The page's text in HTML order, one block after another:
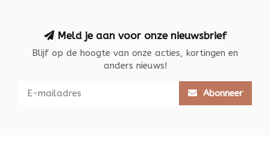
Meld je aan voor onze nieuwsbrief
Blijf op de hoogte van onze acties, kortingen en
anders nieuws!
Abonneer